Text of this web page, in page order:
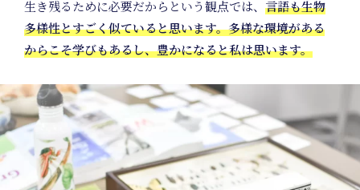
生き残るために必要だからという観点では、 言語も生物
多様性とすごく似ていると思います。多様な環境がある
からこそ学びもあるし、豊かになると私は思います。